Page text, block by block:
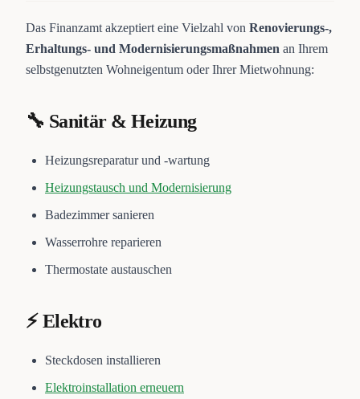
Das Finanzamt akzeptiert eine Vielzahl von Renovierungs-,
Erhaltungs- und Modernisierungsmaßnahmen an Ihrem
selbstgenutzten Wohneigentum oder Ihrer Mietwohnung:
🔧 Sanitär & Heizung
Heizungsreparatur und -wartung
Heizungstausch und Modernisierung
Badezimmer sanieren
Wasserrohre reparieren
Thermostate austauschen
⚡ Elektro
Steckdosen installieren
Elektroinstallation erneuern